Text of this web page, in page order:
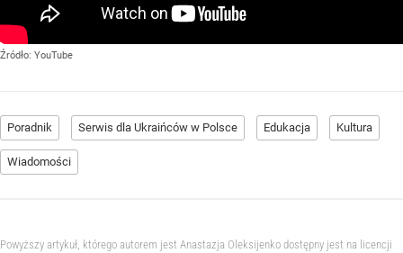
Źródło: YouTube
Poradnik Serwis dla Ukraińców w Polsce Edukacja Kultura
Wiadomości
Powyższy artykuł, którego autorem jest Anastazja Oleksijenko dostępny jest na licencji